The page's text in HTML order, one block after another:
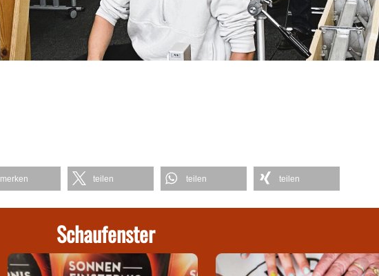
merken teilen teilen teilen
Schaufenster